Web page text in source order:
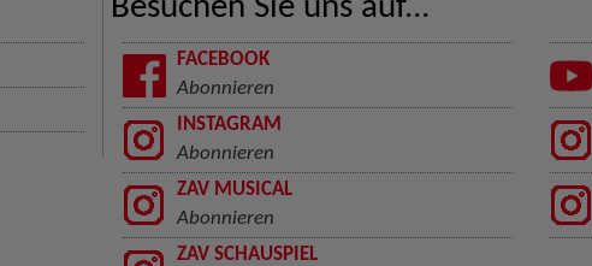
Besuchen Sie uns auf...
FACEBOOK
Abonnieren
INSTAGRAM
Abonnieren
ZAV MUSICAL
Abonnieren
ZAV SCHAUSPIEL